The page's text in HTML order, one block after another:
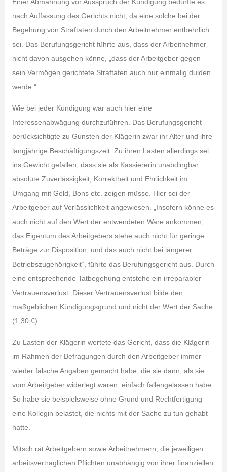
nach Auffassung des Gerichts nicht, da eine solche bei der
Begehung von Straftaten durch den Arbeitnehmer entbehrlich
sei. Das Berufungsgericht führte aus, dass der Arbeitnehmer
nicht davon ausgehen könne, „dass der Arbeitgeber gegen
sein Vermögen gerichtete Straftaten auch nur einmalig dulden
werde.“
Wie bei jeder Kündigung war auch hier eine
Interessenabwägung durchzuführen. Das Berufungsgericht
berücksichtigte zu Gunsten der Klägerin zwar ihr Alter und ihre
langjährige Beschäftigungszeit. Zu ihren Lasten allerdings sei
ins Gewicht gefallen, dass sie als Kassiererin unabdingbar
absolute Zuverlässigkeit, Korrektheit und Ehrlichkeit im
Umgang mit Geld, Bons etc. zeigen müsse. Hier sei der
Arbeitgeber auf Verlässlichkeit angewiesen. „Insofern könne es
auch nicht auf den Wert der entwendeten Ware ankommen,
das Eigentum des Arbeitgebers stehe auch nicht für geringe
Beträge zur Disposition, und das auch nicht bei längerer
Betriebszugehörigkeit“, führte das Berufungsgericht aus. Durch
eine entsprechende Tatbegehung entstehe ein irreparabler
Vertrauensverlust. Dieser Vertrauensverlust bilde den
maßgeblichen Kündigungsgrund und nicht der Wert der Sache
(1,30 €).
Zu Lasten der Klägerin wertete das Gericht, dass die Klägerin
im Rahmen der Befragungen durch den Arbeitgeber immer
wieder falsche Angaben gemacht habe, die sie dann, als sie
vom Arbeitgeber widerlegt waren, einfach fallengelassen habe.
So habe sie beispielsweise ohne Grund und Rechtfertigung
eine Kollegin belastet, die nichts mit der Sache zu tun gehabt
hatte.
Mitsch rät Arbeitgebern sowie Arbeitnehmern, die jeweiligen
arbeitsvertraglichen Pflichten unabhängig von ihrer finanziellen